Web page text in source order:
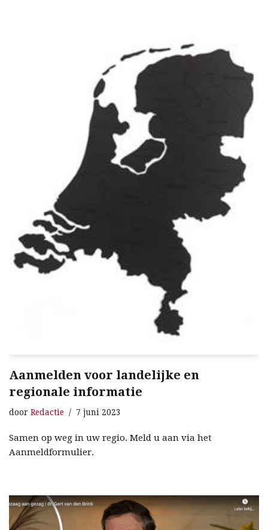
Aanmelden voor landelijke en
regionale informatie
door Redactie 7 juni 2023
Samen op weg in uw regio. Meld u aan via het
Aanmeldformulier.